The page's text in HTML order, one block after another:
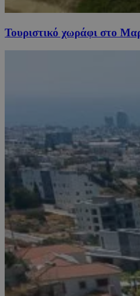
Τουριστικό χωράφι στο